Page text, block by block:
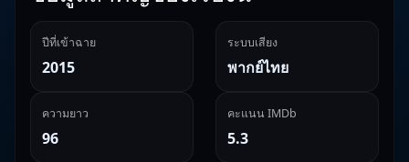
ปีที่เข้าฉาย
2015
ระบบเสียง
พากย์ไทย
ความยาว
96
คะแนน IMDb
5.3